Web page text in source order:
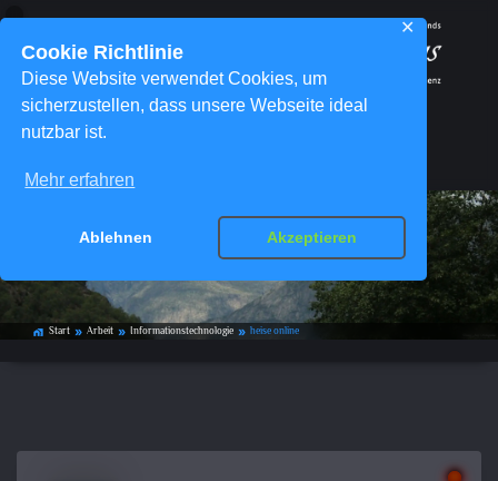
Cookie Richtlinie
Diese Website verwendet Cookies, um
sicherzustellen, dass unsere Webseite ideal
nutzbar ist.
Mehr erfahren
Ablehnen Akzeptieren
✕
heise online
home_work Start double_arrow Arbeit double_arrow Informationstechnologie double_arrow heise online